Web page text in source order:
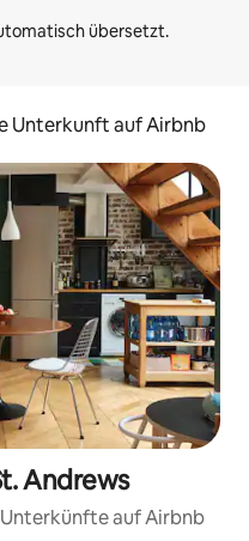
Unterkunft auf Airbnb
Andrews
auf Airbnb